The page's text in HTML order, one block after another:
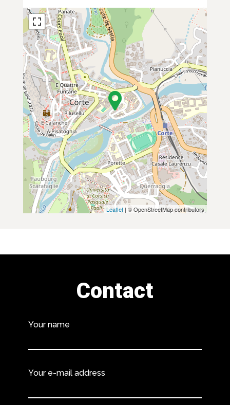
Leaflet | © OpenStreetMap contributors
Contact
Your name
Your e-mail address